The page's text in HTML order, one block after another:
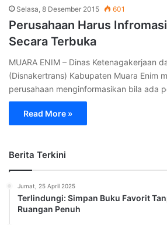
Selasa, 8 Desember 2015 601
Perusahaan Harus
Secara Terbuka
MUARA ENIM – Dinas Ketenagakerjaan
(Disnakertrans) Kabupaten Muara Enim
perusahaan menginformasikan bila ada
Read More »
Berita Terkini
Jumat, 25 April 2025
Terlindungi: Simpan Buku Favorit
Ruangan Penuh